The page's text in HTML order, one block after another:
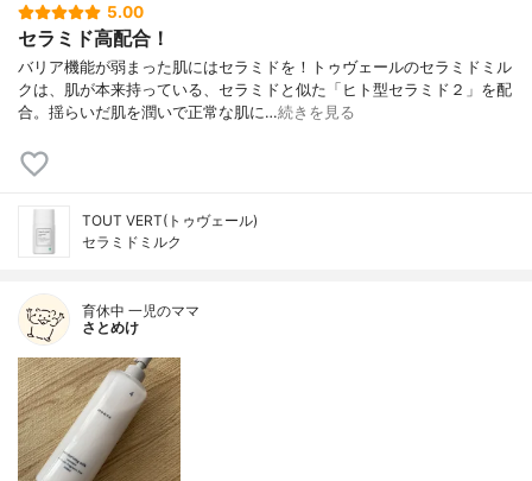
5.00
セラミド高配合！
バリア機能が弱まった肌にはセラミドを！トゥヴェールのセラミドミル
クは、肌が本来持っている、セラミドと似た「ヒト型セラミド２」を配
合。揺らいだ肌を潤いで正常な肌に…続きを見る
TOUT VERT(トゥヴェール)
セラミドミルク
育休中 一児のママ
さとめけ